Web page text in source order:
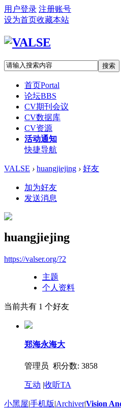
用户登录 注册账号
设为首页收藏本站
搜索
首页Portal
论坛BBS
CV期刊会议
CV数据库
CV资源
活动通知
快捷导航
VALSE › huangjiejing › 好友
加为好友
发送消息
huangjiejing
https://valser.org/?2
主题
个人资料
当前共有 1 个好友
郑海永海大
管理员 积分数: 3858
互动 |收听TA
小黑屋|手机版|Archiver|Vision